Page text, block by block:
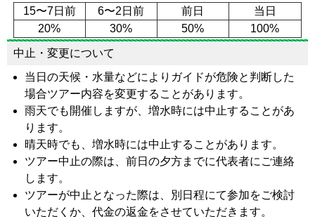
15〜7日前
6〜2日前 前日
当日
20%
30% 50% 100%
中止・変更について
当日の天候・水量などによりガイドが危険と判断した
場合ツアー内容を変更することがあります。
雨天でも開催しますが、増水時には中止することがあ
ります。
晴天時でも、増水時には中止することがあります。
ツアー中止の際は、前日の夕方までに代表者にご連絡
します。
ツアーが中止となった際は、別日程にて参加をご検討
いただくか、代金の返金をさせていただきます。